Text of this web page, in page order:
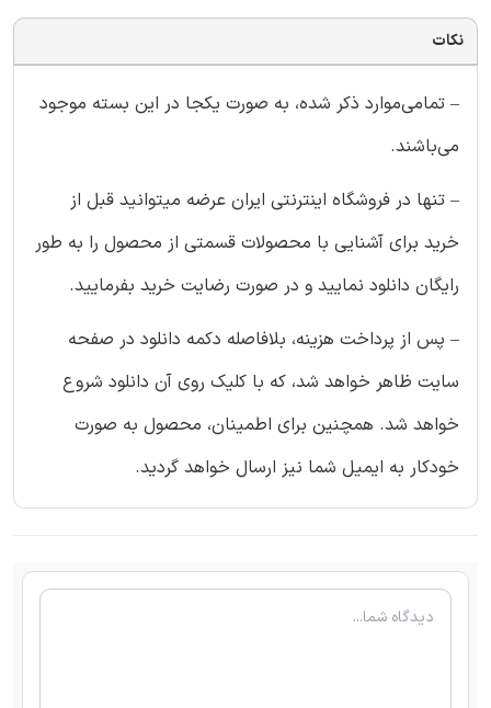
نکات
– تمامی‌موارد ذکر شده، به صورت یکجا در این بسته موجود
می‌باشند.
– تنها در فروشگاه اینترنتی ایران عرضه میتوانید قبل از
خرید برای آشنایی با محصولات قسمتی از محصول را به طور
رایگان دانلود نمایید و در صورت رضایت خرید بفرمایید.
– پس از پرداخت هزینه، بلافاصله دکمه دانلود در صفحه
سایت ظاهر خواهد شد، که با کلیک روی آن دانلود شروع
خواهد شد. همچنین برای اطمینان، محصول به صورت
خودکار به ایمیل شما نیز ارسال خواهد گردید.